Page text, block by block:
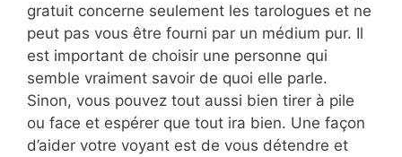
gratuit concerne seulement les tarologues et ne
peut pas vous être fourni par un médium pur. Il
est important de choisir une personne qui
semble vraiment savoir de quoi elle parle.
Sinon, vous pouvez tout aussi bien tirer à pile
ou face et espérer que tout ira bien. Une façon
d’aider votre voyant est de vous détendre et